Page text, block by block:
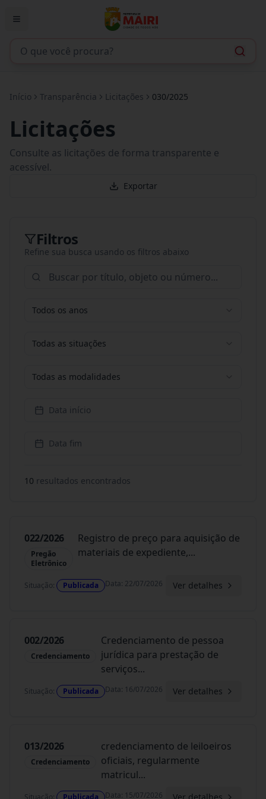
Início Transparência Licitações 030/2025
Licitações
Consulte as licitações de forma transparente e
acessível.
Exportar
Filtros
Refine sua busca usando os filtros abaixo
Todos os anos
Todas as situações
Todas as modalidades
Data início
Data fim
10 resultados encontrados
022/2026
Pregão
Eletrônico
Registro de preço para aquisição de
materiais de expediente,...
Situação: Publicada Data: 22/07/2026 Ver detalhes
002/2026
Credenciamento
Credenciamento de pessoa
jurídica para prestação de
serviços...
Situação: Publicada Data: 16/07/2026 Ver detalhes
013/2026
Credenciamento
credenciamento de leiloeiros
oficiais, regularmente
matricul...
Situação: Publicada Data: 15/07/2026